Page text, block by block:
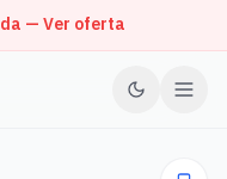
— Ver oferta